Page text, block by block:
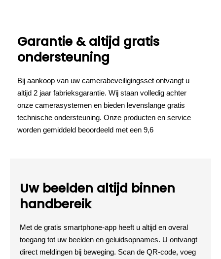
Garantie & altijd gratis
ondersteuning
Bij aankoop van uw camerabeveiligingsset ontvangt u
altijd 2 jaar fabrieksgarantie. Wij staan volledig achter
onze camerasystemen en bieden levenslange gratis
technische ondersteuning. Onze producten en service
worden gemiddeld beoordeeld met een 9,6
Uw beelden altijd binnen
handbereik
Met de gratis smartphone-app heeft u altijd en overal
toegang tot uw beelden en geluidsopnames. U ontvangt
direct meldingen bij beweging. Scan de QR-code, voeg